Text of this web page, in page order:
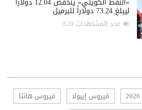
ليبلغ 73.24 دولاراً للبرميل
عدد المشاهدات 620
فيروس إيبولا
فيروس هانتا